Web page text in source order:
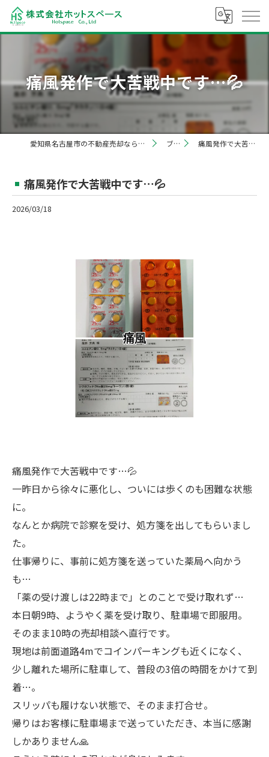
痛風発作で大苦戦中です…💦
愛知県名古屋市の不動産売却なら株式会社ホットスペース ブログ 痛風発作で大苦戦中です…💦
痛風発作で大苦戦中です…💦
2026/03/18
痛風発作で大苦戦中です…💦
一昨日から徐々に悪化し、ついには歩くのも困難な状態
に。
なんとか病院で診察を受け、処方箋を出してもらいまし
た。
仕事帰りに、事前に処方箋を送っていた薬局へ向かう
も…
「薬の受け渡しは22時まで」とのことで受け取れず…
本日朝9時、ようやく薬を受け取り、駐車場で即服用。
そのまま10時の売却相談へ直行です。
現地は前面道路4mでコインパーキングも近くになく、
少し離れた場所に駐車して、普段の3倍の時間をかけて到
着…。
スリッパも履けない状態で、そのまま打合せ。
帰りはお客様に駐車場まで送っていただき、本当に感謝
しかありません🙏